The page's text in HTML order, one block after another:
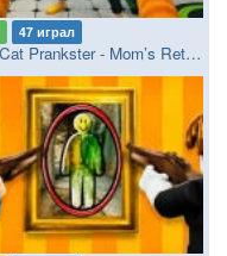
47 играл
Bad Cat Prankster - Mom’s Return